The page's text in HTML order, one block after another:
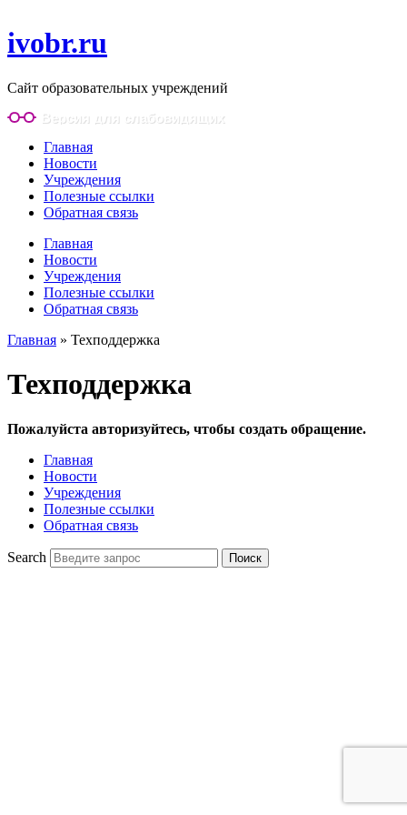
ivobr.ru
Сайт образовательных учреждений
Версия для слабовидящих
Главная
Новости
Учреждения
Полезные ссылки
Обратная связь
Главная
Новости
Учреждения
Полезные ссылки
Обратная связь
Главная » Техподдержка
Техподдержка
Пожалуйста авторизуйтесь, чтобы создать обращение.
Главная
Новости
Учреждения
Полезные ссылки
Обратная связь
Search Поиск